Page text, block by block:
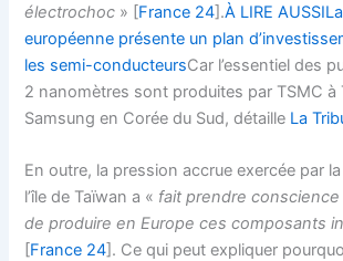
électrochoc » [France 24].À LIRE AUSSI
européenne présente un plan
les semi-conducteursCar l’essentiel des
2 nanomètres sont produites par TSMC à
Samsung en Corée du Sud, détaille La
En outre, la pression accrue exercée par
l’île de Taïwan a « fait prendre
de produire en Europe ces composants
[France 24]. Ce qui peut expliquer